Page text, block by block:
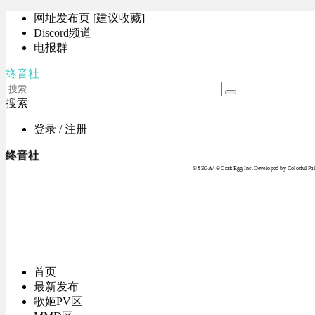
网址发布页 [建议收藏]
Discord频道
电报群
终音社
搜索
登录 / 注册
终音社
© SEGA / © Craft Egg Inc. Developed by Colorful
首页
最新发布
歌姬PV区